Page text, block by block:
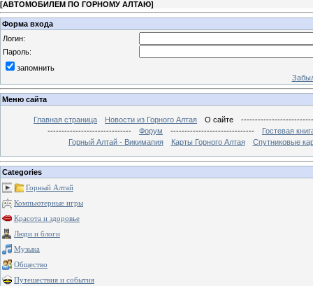
[АВТОМОБИЛЕМ ПО ГОРНОМУ АЛТАЮ]
Форма входа
Логин:
Пароль:
запомнить
Меню сайта
Главная страница Новости из Горного Алтая О сайте
------------------------------
Форум ------------------------------
Гостевая
Горный Алтай - Викимапия
Карты Горного Алтая Спутниковые
Categories
Горный Алтай
Компьютерные игры
Красота и здоровье
Люди и блоги
Музыка
Общество
Путешествия и события